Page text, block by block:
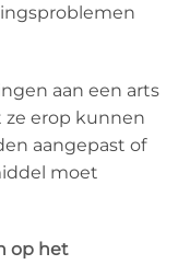
aan een arts
ze erop kunnen
aangepast of
moet
op het